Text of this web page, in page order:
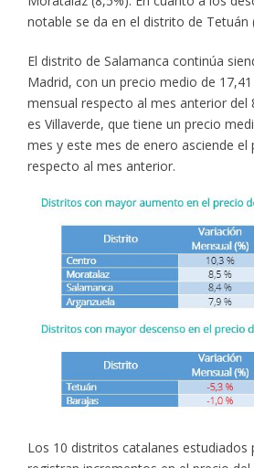
notable se da en el distrito de Tetuán
El distrito de Salamanca continúa
Madrid, con un precio medio de
mensual respecto al mes anterior del
es Villaverde, que tiene un precio
mes y este mes de enero asciende el
respecto al mes anterior.
Los 10 distritos catalanes estudiados